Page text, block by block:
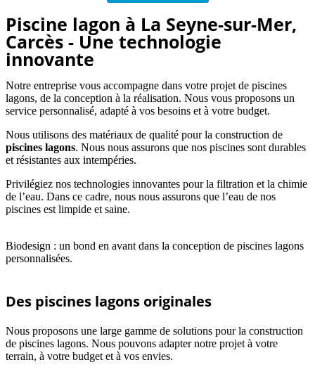
Piscine lagon à La Seyne-sur-Mer,
Carcès - Une technologie
innovante
Notre entreprise vous accompagne dans votre projet de piscines
lagons, de la conception à la réalisation. Nous vous proposons un
service personnalisé, adapté à vos besoins et à votre budget.
Nous utilisons des matériaux de qualité pour la construction de
piscines lagons. Nous nous assurons que nos piscines sont durables
et résistantes aux intempéries.
Privilégiez nos technologies innovantes pour la filtration et la chimie
de l’eau. Dans ce cadre, nous nous assurons que l’eau de nos
piscines est limpide et saine.
Biodesign : un bond en avant dans la conception de piscines lagons
personnalisées.
Des piscines lagons originales
Nous proposons une large gamme de solutions pour la construction
de piscines lagons. Nous pouvons adapter notre projet à votre
terrain, à votre budget et à vos envies.